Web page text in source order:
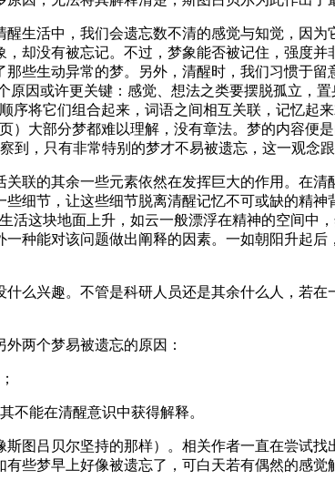
生活中，我们会遗忘数不清的感觉与知觉，因
却没有被忘记。不过，梦象能否被记住，强度
些生动异常的梦。另外，清醒时，我们习惯于
因或许更关键：感觉、想法之类要摆脱孤立，
序将它们组合起来，词语之间相互关联，记忆起
）大部分梦都难以理解，没有章法。梦的内容便
，只有非常特别的梦才不易被遗忘，这一观念
联的其余一些元素依然在发挥巨大的作用。在
细节，让这些细节脱离清醒记忆不可或缺的精
这块地面上升，如云一般漂浮在精神的空间中
种能对该问题做出阐释的因素。一如朝阳升起
么兴趣。不管是科研人员还是其余什么人，若
两个梦易被遗忘的原因：
不能在清醒意识中获得解释。
图吕贝尔坚持的那样）。相关作者一直在尝试
梦早上好像被遗忘了，可白天若有偶然的感觉